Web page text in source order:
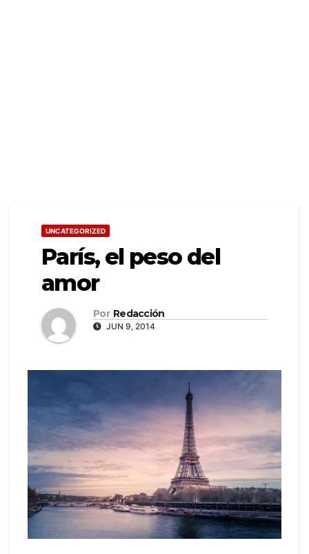
UNCATEGORIZED
París, el peso del
amor
Por Redacción
JUN 9, 2014